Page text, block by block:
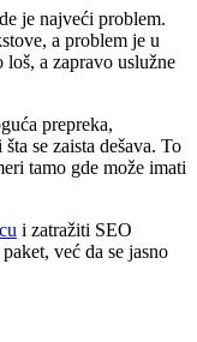
je najveći problem.
a problem je u
a zapravo uslužne
prepreka,
se zaista dešava. To
tamo gde može imati
i zatražiti SEO
već da se jasno